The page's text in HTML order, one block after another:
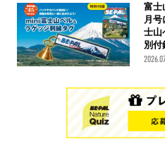
富士
月
士山
別付